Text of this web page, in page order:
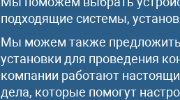
подходящие системы,
Мы можем также предложить
установки для проведения
компании работают
дела, которые помогут